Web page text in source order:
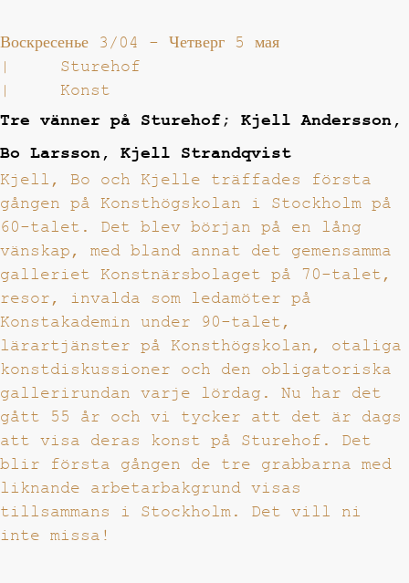
Воскресенье 3/04 - Четверг 5 мая
|
Sturehof
|
Konst
Tre vänner på Sturehof; Kjell Andersson,
Bo Larsson, Kjell Strandqvist
Kjell, Bo och Kjelle träffades första
gången på Konsthögskolan i Stockholm på
60-talet. Det blev början på en lång
vänskap, med bland annat det gemensamma
galleriet Konstnärsbolaget på 70-talet,
resor, invalda som ledamöter på
Konstakademin under 90-talet,
lärartjänster på Konsthögskolan, otaliga
konstdiskussioner och den obligatoriska
gallerirundan varje lördag. Nu har det
gått 55 år och vi tycker att det är dags
att visa deras konst på Sturehof. Det
blir första gången de tre grabbarna med
liknande arbetarbakgrund visas
tillsammans i Stockholm. Det vill ni
inte missa!